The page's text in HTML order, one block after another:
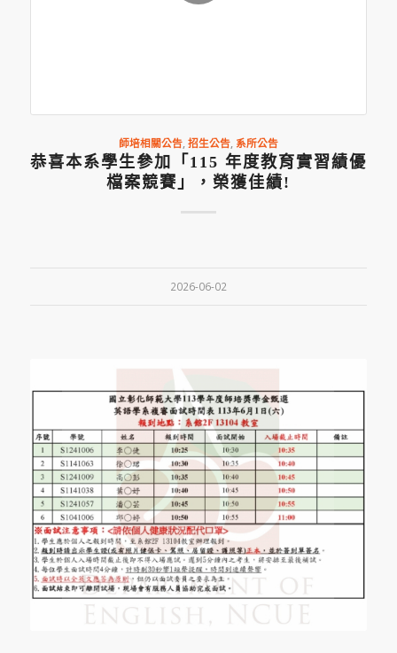
師培相關公告, 招生公告, 系所公告
恭喜本系學生參加「115 年度教育實習績優
檔案競賽」，榮獲佳績!
2026-06-02